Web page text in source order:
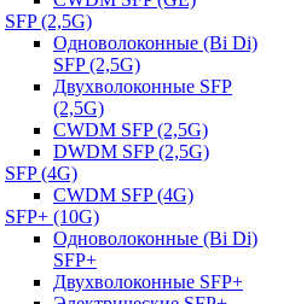
SFP (2,5G)
Одноволоконные (Bi Di)
SFP (2,5G)
Двухволоконные SFP
(2,5G)
CWDM SFP (2,5G)
DWDM SFP (2,5G)
SFP (4G)
CWDM SFP (4G)
SFP+ (10G)
Одноволоконные (Bi Di)
SFP+
Двухволоконные SFP+